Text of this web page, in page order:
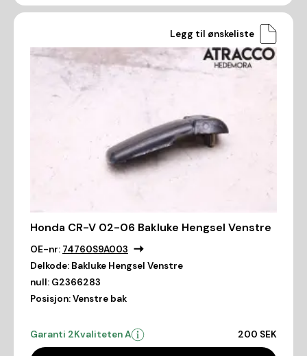
Legg til ønskeliste
Honda CR-V 02-06 Bakluke Hengsel Venstre
OE-nr: 74760S9A003
Delkode: Bakluke Hengsel Venstre
null: G2366283
Posisjon:Venstre bak
Garanti 2Kvaliteten A 200 SEK